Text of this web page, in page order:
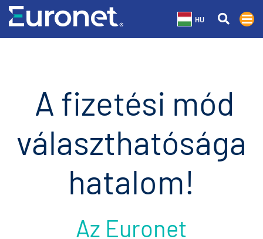
HU
A fizetési mód
választhatósága
hatalom!
Az Euronet